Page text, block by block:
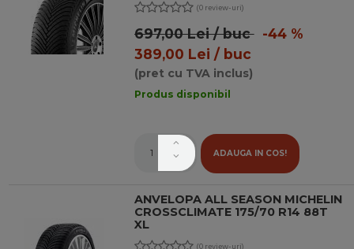
(0 review-uri)
697,00 Lei / buc-44 %
389,00 Lei / buc
(pret cu TVA inclus)
Produs disponibil
ADAUGA IN COS!
ANVELOPA ALL SEASON MICHELIN
CROSSCLIMATE 175/70 R14 88T
XL